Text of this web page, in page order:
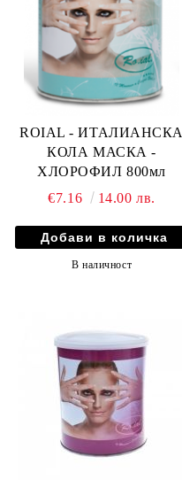
ROIAL - ИТАЛИАНСКА
КОЛА МАСКА -
ХЛОРОФИЛ 800мл
€7.16
14.00 лв.
В наличност